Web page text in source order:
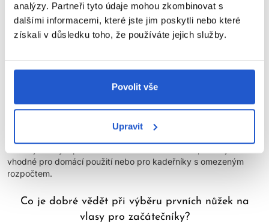
analýzy. Partneři tyto údaje mohou zkombinovat s
dalšími informacemi, které jste jim poskytli nebo které
získali v důsledku toho, že používáte jejich služby.
Povolit vše
Upravit
životnost?
Cena nůžek na vlasy může ovlivnit jejich kvalitu a životnost,
ovšem ne vždy je to jednoznačné pravidlo. Obecně platí, že
technologii a specializované funkce, které mohou zlepšit výkon
oceli pro ostré čepele, ergonomický design pro pohodlné držení
cenově dostupné nůžky
vhodné pro domácí použití nebo pro kadeřníky s omezeným
rozpočtem.
Co je dobré vědět při výběru prvních nůžek na
vlasy pro začátečníky?